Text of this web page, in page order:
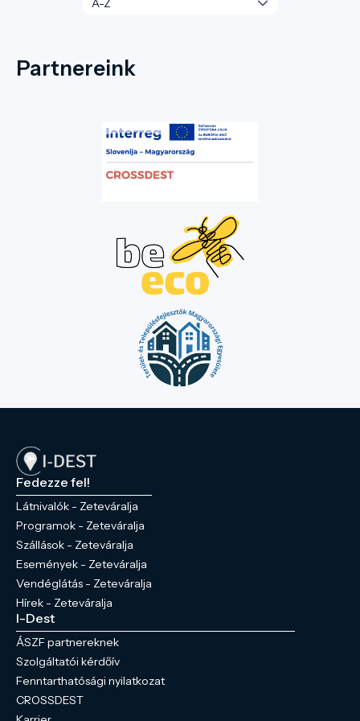
Partnereink
Fedezze fel!
Látnivalók - Zeteváralja
Programok - Zeteváralja
Szállások - Zeteváralja
Események - Zeteváralja
Vendéglátás - Zeteváralja
Hírek - Zeteváralja
I-Dest
ÁSZF partnereknek
Szolgáltatói kérdőív
Fenntarthatósági nyilatkozat
CROSSDEST